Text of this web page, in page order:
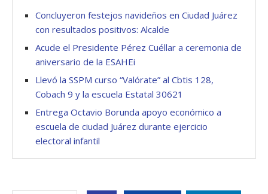
Concluyeron festejos navideños en Ciudad Juárez
con resultados positivos: Alcalde
Acude el Presidente Pérez Cuéllar a ceremonia de
aniversario de la ESAHEi
Llevó la SSPM curso “Valórate” al Cbtis 128,
Cobach 9 y la escuela Estatal 30621
Entrega Octavio Borunda apoyo económico a
escuela de ciudad Juárez durante ejercicio
electoral infantil